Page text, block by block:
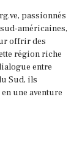
passionnés
américaines,
offrir des
région riche
entre
Sud, ils
une aventure